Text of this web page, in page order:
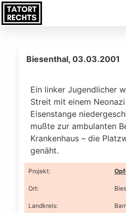
Biesenthal, 03.03.2001
Ein linker Jugendlicher
Streit mit einem
Eisenstange
mußte zur ambulanten
Krankenhaus – die
genäht.
Projekt:
Ort:
Landkreis: